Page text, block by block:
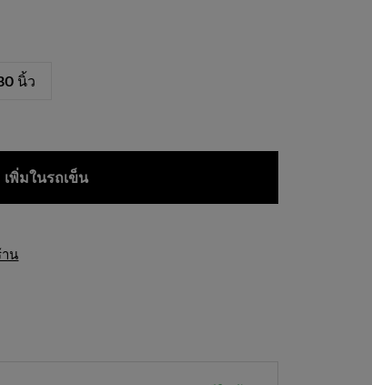
นิ้ว
เพิ่มในรถเข็น
น